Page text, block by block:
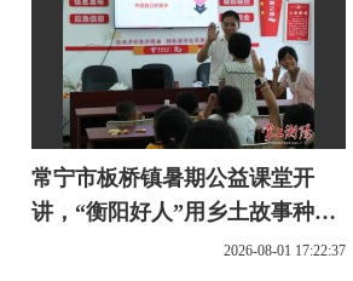
常宁市板桥镇暑期公益课堂开
讲，“衡阳好人”用乡土故事种下
2026-08-01 17:22:37